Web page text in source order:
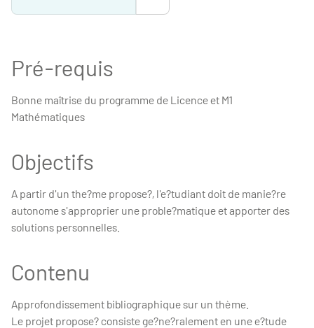
Pré-requis
Bonne maîtrise du programme de Licence et M1
Mathématiques
Objectifs
A partir d'un the?me propose?, l'e?tudiant doit de manie?re
autonome s'approprier une proble?matique et apporter des
solutions personnelles.
Contenu
Approfondissement bibliographique sur un thème.
Le projet propose? consiste ge?ne?ralement en une e?tude